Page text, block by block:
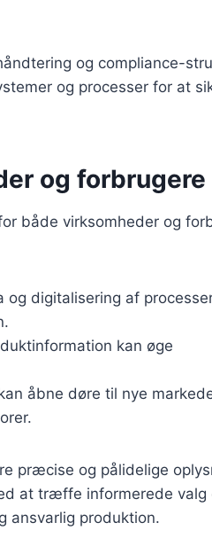
og compliance-
og processer for at
og forbrugere
både virksomheder og
digitalisering af
kan øge
åbne døre til nye
præcise og pålidelige
at træffe informerede valg
ansvarlig produktion.